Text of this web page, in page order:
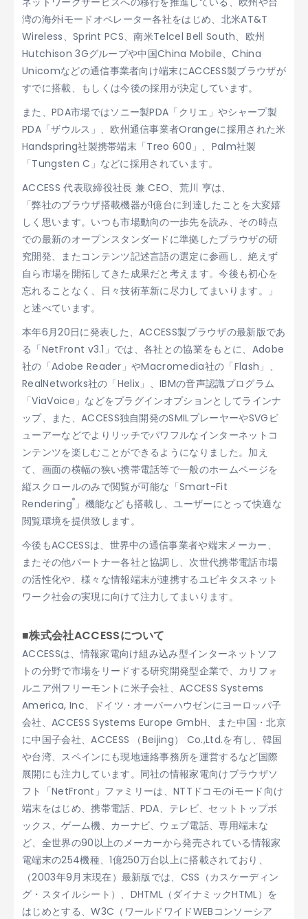
湾の海外iモードオペレーター各社をはじめ、北米AT&T
Wireless、Sprint PCS、南米Telcel Bell South、欧州
Hutchison 3Gグループや中国China Mobile、China
Unicomなどの通信事業者向け端末にACCESS製ブラウザが
すでに搭載、もしくは今後の採用が決定しています。
また、PDA市場ではソニー製PDA「クリエ」やシャープ製
PDA「ザウルス」、欧州通信事業者Orangeに採用された米
Handspring社製携帯端末「Treo 600」、Palm社製
「Tungsten C」などに採用されています。
ACCESS 代表取締役社長 兼 CEO、荒川 亨は、
「弊社のブラウザ搭載機器が1億台に到達したことを大変嬉
しく思います。いつも市場動向の一歩先を読み、その時点
での最新のオープンスタンダードに準拠したブラウザの研
究開発、またコンテンツ記述言語の選定に参画し、絶えず
自ら市場を開拓してきた成果だと考えます。今後も初心を
忘れることなく、日々技術革新に尽力してまいります。」
と述べています。
本年6月20日に発表した、ACCESS製ブラウザの最新版であ
る「NetFront v3.1」では、各社との協業をもとに、Adobe
社の「Adobe Reader」やMacromedia社の「Flash」、
RealNetworks社の「Helix」、IBMの音声認識プログラム
「ViaVoice」などをプラグインオプションとしてラインナ
ップ、また、ACCESS独自開発のSMILプレーヤーやSVGビ
ューアーなどでよりリッチでパワフルなインターネットコ
ンテンツを楽しむことができるようになりました。加え
て、画面の横幅の狭い携帯電話等で一般のホームページを
縦スクロールのみで閲覧が可能な「Smart-Fit
Rendering®」機能なども搭載し、ユーザーにとって快適な
閲覧環境を提供致します。
今後もACCESSは、世界中の通信事業者や端末メーカー、
またその他パートナー各社と協調し、次世代携帯電話市場
の活性化や、様々な情報端末が連携するユビキタスネット
ワーク社会の実現に向けて注力してまいります。
■株式会社ACCESSについて
ACCESSは、情報家電向け組み込み型インターネットソフ
トの分野で市場をリードする研究開発型企業で、カリフォ
ルニア州フリーモントに米子会社、ACCESS Systems
America, Inc、ドイツ・オーバーハウゼンにヨーロッパ子
会社、ACCESS Systems Europe GmbH、また中国・北京
に中国子会社、ACCESS （Beijing） Co.,Ltd.を有し、韓国
や台湾、スペインにも現地連絡事務所を運営するなど国際
展開にも注力しています。同社の情報家電向けブラウザソ
フト「NetFront」ファミリーは、NTTドコモのiモード向け
端末をはじめ、携帯電話、PDA、テレビ、セットトップボ
ックス、ゲーム機、カーナビ、ウェブ電話、専用端末な
ど、全世界の90以上のメーカーから発売されている情報家
電端末の254機種、1億250万台以上に搭載されており、
（2003年9月末現在）最新版では、CSS（カスケーディン
グ・スタイルシート）、DHTML（ダイナミックHTML）を
はじめとする、W3C（ワールドワイドWEBコンソーシア